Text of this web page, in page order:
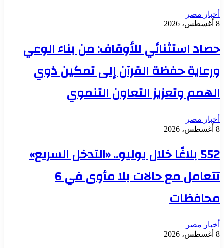
أخبار مصر
8 أغسطس، 2026
حصاد استثنائي للأوقاف: من بناء الوعي
ورعاية حفظة القرآن إلى تمكين ذوي
الهمم وتعزيز التعاون التنموي
أخبار مصر
8 أغسطس، 2026
552 بلاغًا خلال يوليو.. «التدخل السريع»
تتعامل مع حالات بلا مأوى في 6
محافظات
أخبار مصر
8 أغسطس، 2026